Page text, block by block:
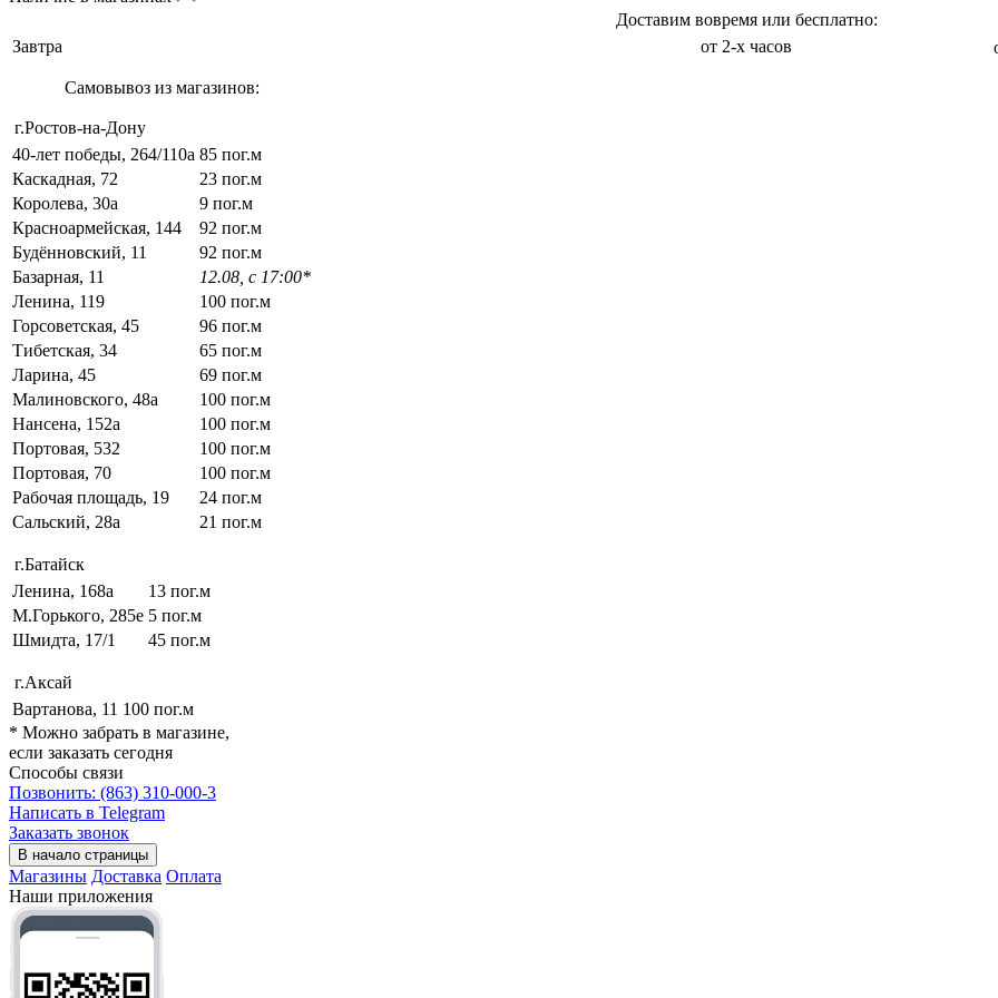
Доставим вовремя или бесплатно:
Завтра
от 2-х часов
Самовывоз из магазинов:
г.Ростов-на-Дону
40-лет победы, 264/110а 85 пог.м
Каскадная, 72
23 пог.м
Королева, 30а
9 пог.м
Красноармейская, 144
92 пог.м
Будённовский, 11
92 пог.м
Базарная, 11
12.08, с 17:00*
Ленина, 119
100 пог.м
Горсоветская, 45
96 пог.м
Тибетская, 34
65 пог.м
Ларина, 45
69 пог.м
Малиновского, 48а
100 пог.м
Нансена, 152а
100 пог.м
Портовая, 532
100 пог.м
Портовая, 70
100 пог.м
Рабочая площадь, 19
24 пог.м
Сальский, 28a
21 пог.м
г.Батайск
Ленина, 168а
13 пог.м
М.Горького, 285е 5 пог.м
Шмидта, 17/1
45 пог.м
г.Аксай
Вартанова, 11 100 пог.м
* Можно забрать в магазине,
если заказать сегодня
Способы связи
Позвонить: (863) 310-000-3
Написать в Telegram
Заказать звонок
В начало страницы
Магазины Доставка Оплата
Наши приложения